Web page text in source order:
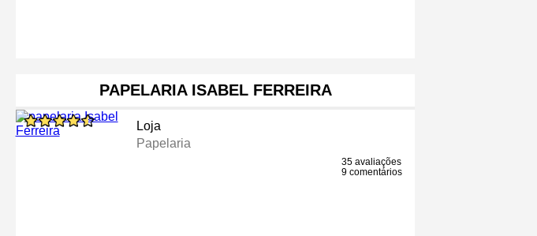
PAPELARIA ISABEL FERREIRA
Loja
Papelaria
35 avaliações
9 comentários